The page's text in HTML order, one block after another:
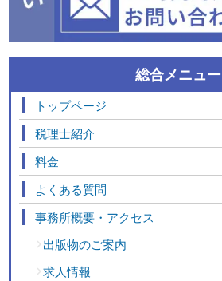
総合メニュー
トップページ
税理士紹介
料金
よくある質問
事務所概要・アクセス
出版物のご案内
求人情報